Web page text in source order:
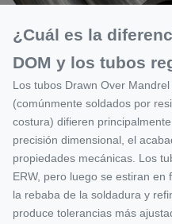
¿Cuál es la
DOM y los tubos
Los tubos Drawn Over
(comúnmente soldados por
costura) difieren
precisión dimensional, el
propiedades mecánicas. Los
ERW, pero luego se estiran
la rebaba de la soldadura y
produce tolerancias más